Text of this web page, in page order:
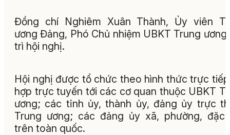
Đồng chí Nghiêm Xuân Thành, Ủy viên
ương Đảng, Phó Chủ nhiệm UBKT Trung ương
trì hội nghị.
Hội nghị được tổ chức theo hình thức trực
hợp trực tuyến tới các cơ quan thuộc UBKT
ương; các tỉnh ủy, thành ủy, đảng ủy trực
Trung ương; các đảng ủy xã, phường, đặc
trên toàn quốc.